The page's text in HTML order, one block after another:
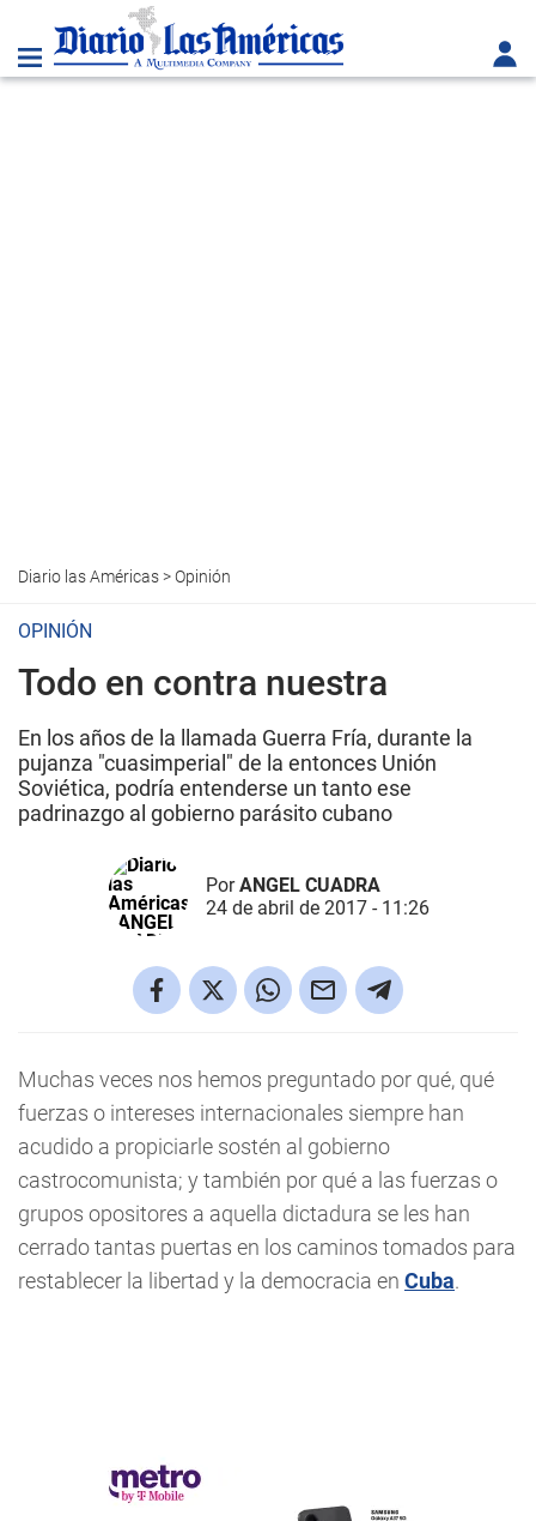
Diario las Américas>Opinión
OPINIÓN
Todo en contra nuestra
En los años de la llamada Guerra Fría, durante la
pujanza "cuasimperial" de la entonces Unión
Soviética, podría entenderse un tanto ese
padrinazgo al gobierno parásito cubano
PorANGEL CUADRA
24 de abril de 2017 - 11:26
Muchas veces nos hemos preguntado por qué, qué
fuerzas o intereses internacionales siempre han
acudido a propiciarle sostén al gobierno
castrocomunista; y también por qué a las fuerzas o
grupos opositores a aquella dictadura se les han
cerrado tantas puertas en los caminos tomados para
restablecer la libertad y la democracia en Cuba.